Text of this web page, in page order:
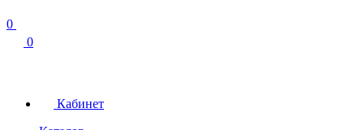
0
0
Кабинет